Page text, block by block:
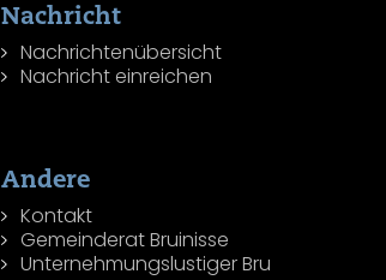
Nachricht
Nachrichtenübersicht
Nachricht einreichen
Andere
Kontakt
Gemeinderat Bruinisse
Unternehmungslustiger Bru